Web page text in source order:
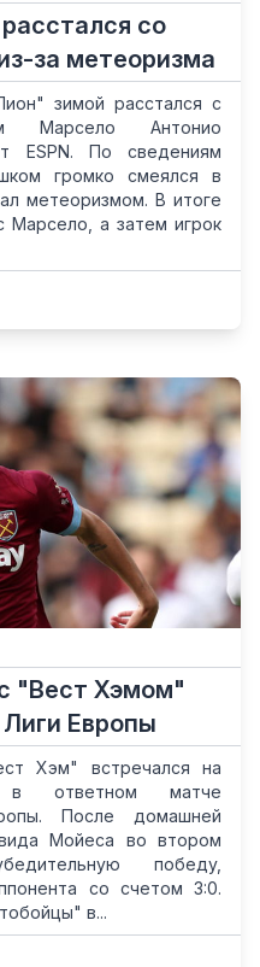
со
за метеоризма
зимой расстался с
Марсело Антонио
ESPN. По сведениям
громко смеялся в
метеоризмом. В итоге
Марсело, а затем игрок
"Вест Хэмом"
Европы
Хэм" встречался на
ответном матче
После домашней
Мойеса во втором
победу,
со счетом 3:0.
в...